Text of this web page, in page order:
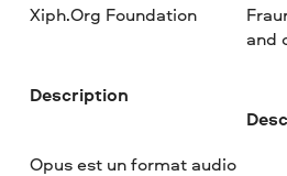
Xiph.Org Foundation
Description
Opus est un format audio
and